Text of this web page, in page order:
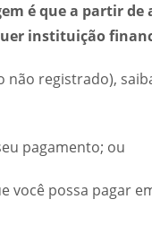
é que a partir de
instituição
registrado),
pagamento; ou
você possa pagar